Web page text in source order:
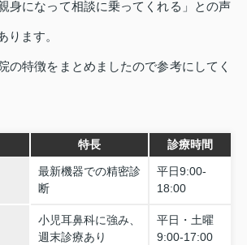
身になって相談に乗ってくれる」との声
ります。
の特徴をまとめましたので参考にしてく
特長 診療時間
最新機器での精密診
断
平日9:00-
18:00
小児耳鼻科に強み、
週末診療あり
平日・土曜
9:00-17:00